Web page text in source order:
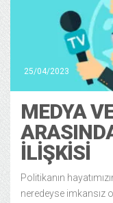
25/04/2023
MEDYA
İLİŞKİSİ
Politikanın
neredeyse imkansız